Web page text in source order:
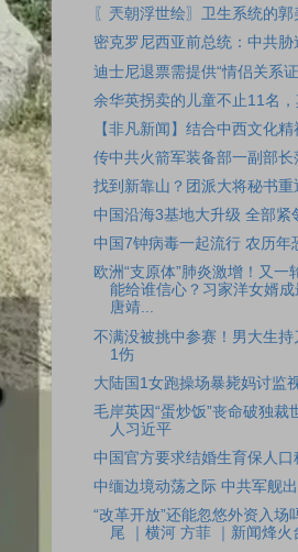
〖兲朝浮世绘〗卫生系统的
密克罗尼西亚前总统：中共胁
迪士尼退票需提供“情侣关系
余华英拐卖的儿童不止11名
【非凡新闻】结合中西文化
传中共火箭军装备部一副部长
找到新靠山？团派大将秘书重
中国沿海3基地大升级 全部紧
中国7钟病毒一起流行 农历年
欧洲“支原体”肺炎激增！又
能给谁信心？习家洋女婿
唐靖...
不满没被挑中参赛！男大生
1伤
大陆国1女跑操场暴毙妈讨监
毛岸英因“蛋炒饭”丧命破独裁
人习近平
中国官方要求结婚生育保人
中缅边境动荡之际 中共军舰
“改革开放”还能忽悠外资入场
尾 ｜横河 方菲 ｜新闻烽火